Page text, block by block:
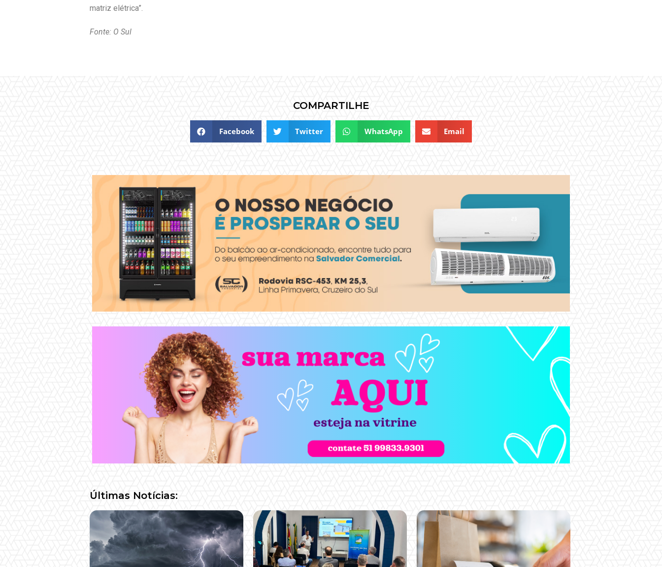
matriz elétrica”.
Fonte: O Sul
COMPARTILHE
Facebook Twitter WhatsApp Email
Últimas Notícias: